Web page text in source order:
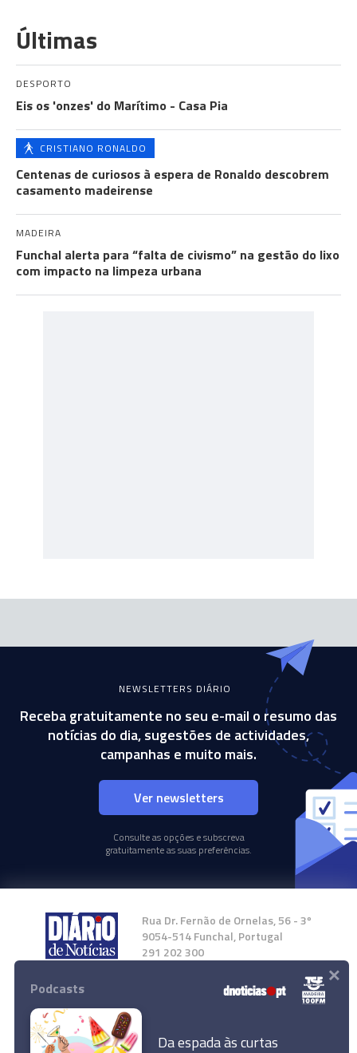
Últimas
DESPORTO
Eis os 'onzes' do Marítimo - Casa Pia
CRISTIANO RONALDO
Centenas de curiosos à espera de Ronaldo descobrem
casamento madeirense
MADEIRA
Funchal alerta para “falta de civismo” na gestão do lixo
com impacto na limpeza urbana
NEWSLETTERS DIÁRIO
Receba gratuitamente no seu e-mail o resumo das
notícias do dia, sugestões de actividades,
campanhas e muito mais.
Ver newsletters
Consulte as opções e subscreva
gratuitamente as suas preferências.
Rua Dr. Fernão de Ornelas, 56 - 3º
9054-514 Funchal, Portugal
291 202 300
Instale a nossa App
Podcasts
Da espada às curtas
×